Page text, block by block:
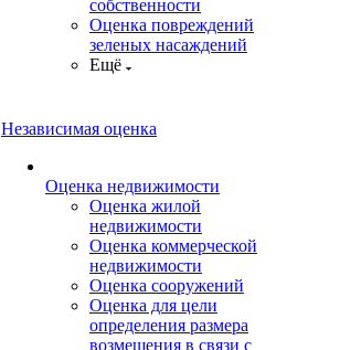
собственности
Оценка повреждений
зеленых насаждений
Ещё
Независимая оценка
Оценка недвижимости
Оценка жилой
недвижимости
Оценка коммерческой
недвижимости
Оценка сооружений
Оценка для цели
определения размера
возмещения в связи с